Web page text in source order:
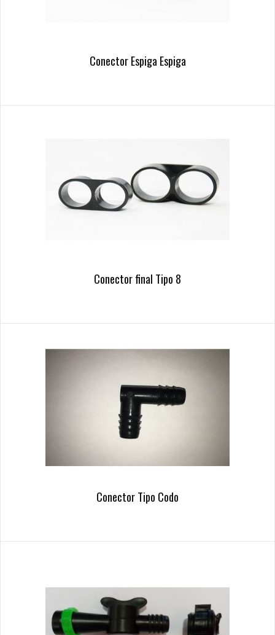
Conector Espiga Espiga
Conector final Tipo 8
Conector Tipo Codo